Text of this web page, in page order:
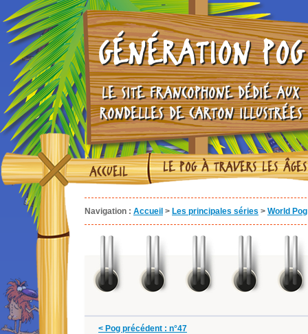
GÉNÉRATION POG
LE SITE FRANCOPHONE DÉDIÉ AUX
RONDELLES DE CARTON ILLUSTRÉES
ACCUEIL LE POG À TRAVERS LES ÂGES
Navigation : Accueil > Les principales séries > World
< Pog précédent : n°47